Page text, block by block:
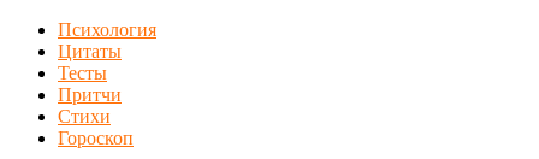
Психология
Цитаты
Тесты
Притчи
Стихи
Гороскоп